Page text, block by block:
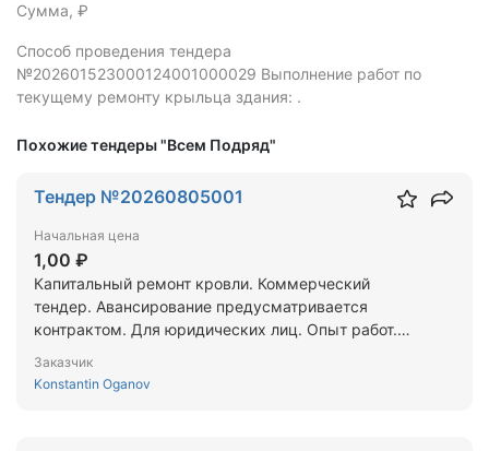
Сумма, ₽
Способ проведения тендера
№202601523000124001000029 Выполнение работ по
текущему ремонту крыльца здания: .
Похожие тендеры "Всем Подряд"
Тендер №20260805001
Начальная цена
1,00 ₽
Капитальный ремонт кровли. Коммерческий
тендер. Авансирование предусматривается
контрактом. Для юридических лиц. Опыт работ.
предложения формируется на основании
техдокументации.
Заказчик
Konstantin Oganov